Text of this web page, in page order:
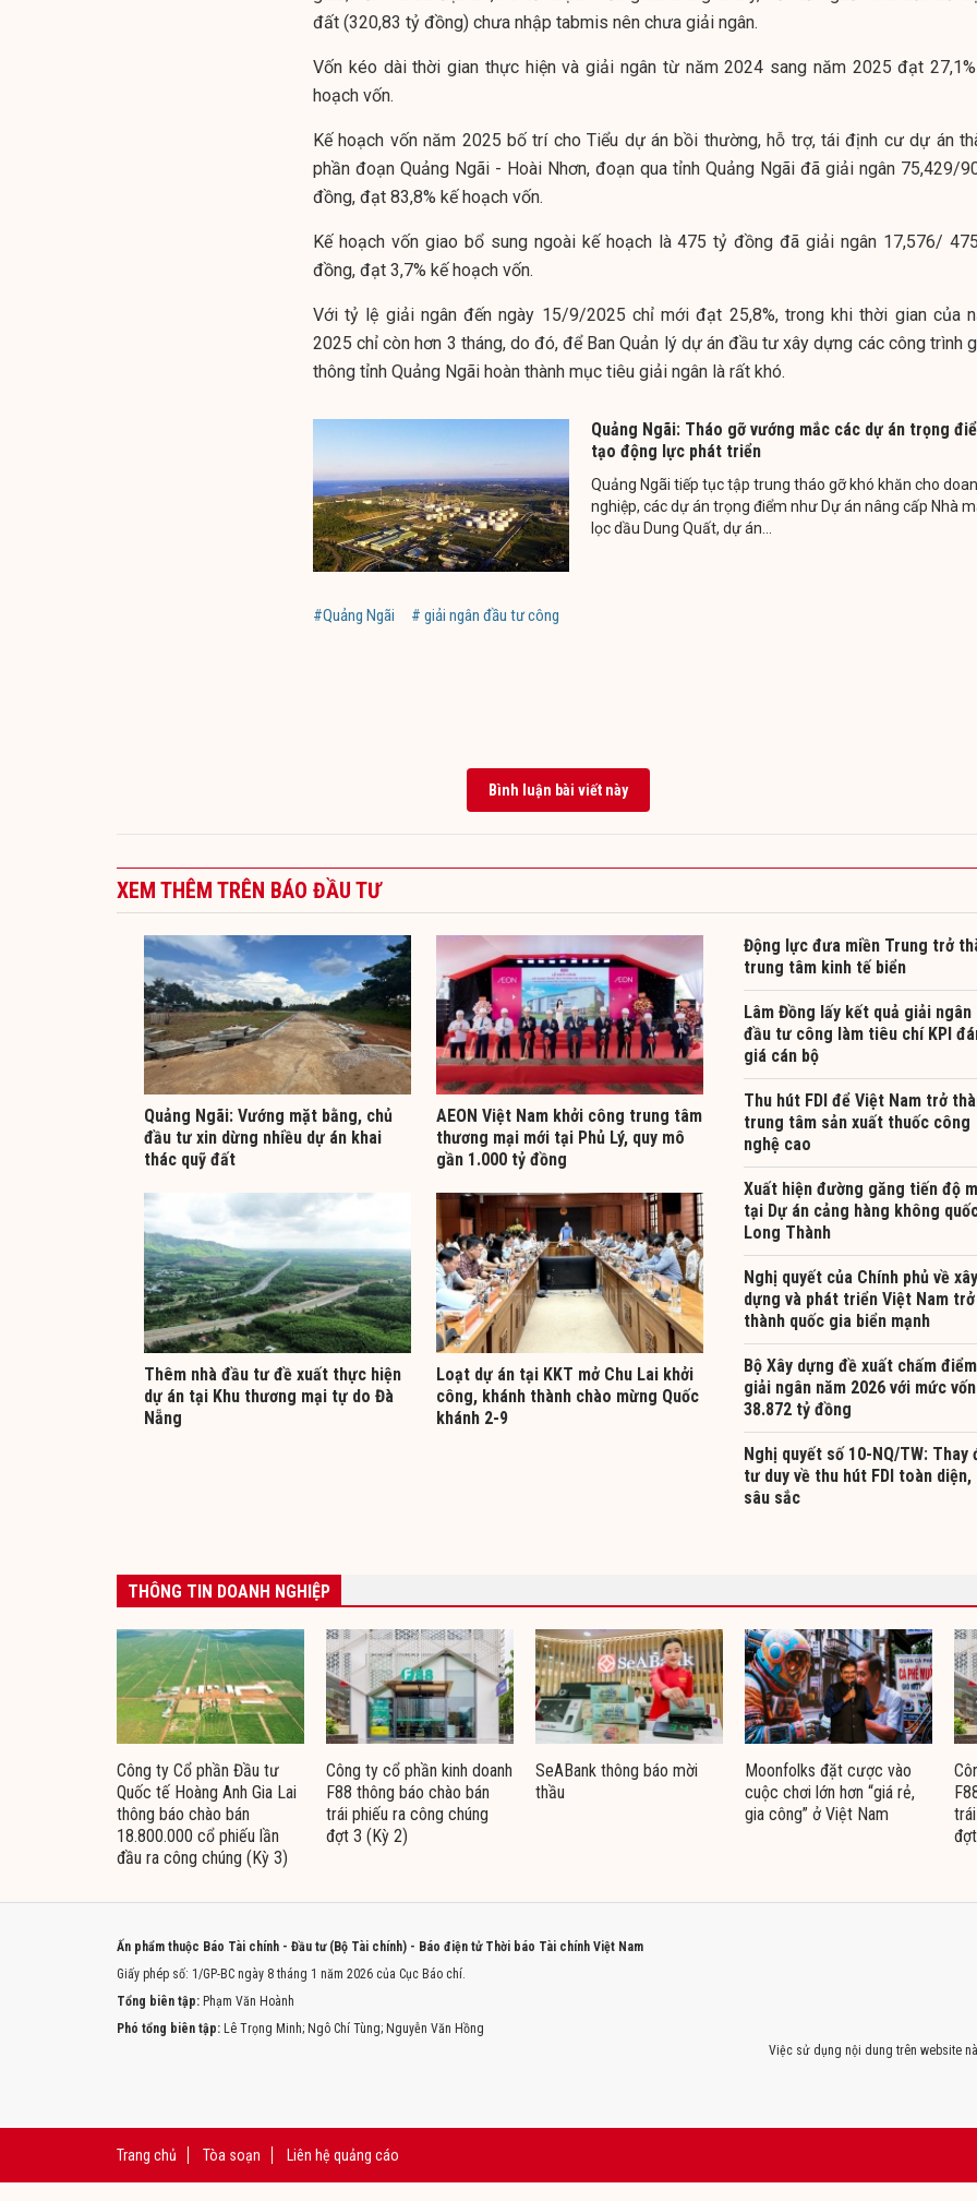
đất (320,83 tỷ đồng) chưa nhập tabmis nên chưa giải ngân.
Vốn kéo dài thời gian thực hiện và giải ngân từ năm 2024 sang năm 2025 đạt
hoạch vốn.
Kế hoạch vốn năm 2025 bố trí cho Tiểu dự án bồi thường, hỗ trợ, tái định cư dự án
phần đoạn Quảng Ngãi - Hoài Nhơn, đoạn qua tỉnh Quảng Ngãi đã giải ngân 75,429/
đồng, đạt 83,8% kế hoạch vốn.
Kế hoạch vốn giao bổ sung ngoài kế hoạch là 475 tỷ đồng đã giải ngân 17,576/
đồng, đạt 3,7% kế hoạch vốn.
Với tỷ lệ giải ngân đến ngày 15/9/2025 chỉ mới đạt 25,8%, trong khi thời gian của
2025 chỉ còn hơn 3 tháng, do đó, để Ban Quản lý dự án đầu tư xây dựng các công trình
thông tỉnh Quảng Ngãi hoàn thành mục tiêu giải ngân là rất khó.
Quảng Ngãi: Tháo gỡ vướng mắc các dự án trọng
tạo động lực phát triển
Quảng Ngãi tiếp tục tập trung tháo gỡ khó khăn cho
nghiệp, các dự án trọng điểm như Dự án nâng cấp Nhà
lọc dầu Dung Quất, dự án...
#Quảng Ngãi # giải ngân đầu tư công
Bình luận bài viết này
XEM THÊM TRÊN BÁO ĐẦU TƯ
Quảng Ngãi: Vướng mặt bằng, chủ
đầu tư xin dừng nhiều dự án khai
thác quỹ đất
AEON Việt Nam khởi công trung tâm
thương mại mới tại Phủ Lý, quy mô
gần 1.000 tỷ đồng
Thêm nhà đầu tư đề xuất thực hiện
dự án tại Khu thương mại tự do Đà
Nẵng
Loạt dự án tại KKT mở Chu Lai khởi
công, khánh thành chào mừng Quốc
khánh 2-9
Động lực đưa miền Trung trở
trung tâm kinh tế biển
Lâm Đồng lấy kết quả giải ngân
đầu tư công làm tiêu chí KPI
giá cán bộ
Thu hút FDI để Việt Nam trở
trung tâm sản xuất thuốc công
nghệ cao
Xuất hiện đường găng tiến độ
tại Dự án cảng hàng không
Long Thành
Nghị quyết của Chính phủ về xây
dựng và phát triển Việt Nam trở
thành quốc gia biển mạnh
Bộ Xây dựng đề xuất chấm điểm
giải ngân năm 2026 với mức vốn
38.872 tỷ đồng
Nghị quyết số 10-NQ/TW: Thay
tư duy về thu hút FDI toàn diện,
sâu sắc
THÔNG TIN DOANH NGHIỆP
Công ty Cổ phần Đầu tư
Quốc tế Hoàng Anh Gia Lai
thông báo chào bán
18.800.000 cổ phiếu lần
đầu ra công chúng (Kỳ 3)
Công ty cổ phần kinh doanh
F88 thông báo chào bán
trái phiếu ra công chúng
đợt 3 (Kỳ 2)
SeABank thông báo mời
thầu
Moonfolks đặt cược vào
cuộc chơi lớn hơn “giá rẻ,
gia công” ở Việt Nam
Ấn phẩm thuộc Báo Tài chính - Đầu tư (Bộ Tài chính) - Báo điện tử Thời báo Tài chính Việt Nam
Giấy phép số: 1/GP-BC ngày 8 tháng 1 năm 2026 của Cục Báo chí.
Tổng biên tập: Phạm Văn Hoành
Phó tổng biên tập: Lê Trọng Minh; Ngô Chí Tùng; Nguyễn Văn Hồng
Việc sử dụng nội dung trên website
Trang chủ Tòa soạn Liên hệ quảng cáo